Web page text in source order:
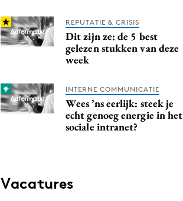
REPUTATIE & CRISIS
Dit zijn ze: de 5 best
gelezen stukken van deze
week
INTERNE COMMUNICATIE
Wees ’ns eerlijk: steek je
echt genoeg energie in het
sociale intranet?
Vacatures